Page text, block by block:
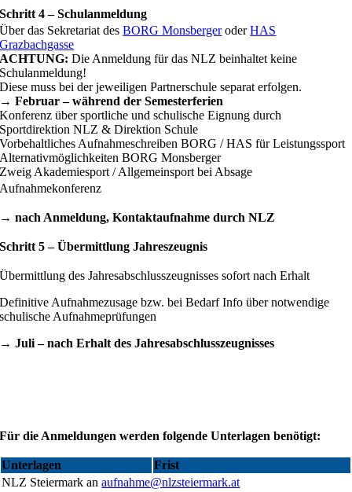
Schritt 4 – Schulanmeldung
Über das Sekretariat desBORG MonsbergeroderHAS
Grazbachgasse
ACHTUNG: Die Anmeldung für das NLZ beinhaltet keine
Schulanmeldung!
Diese muss bei der jeweiligen Partnerschule separat erfolgen.
→ Februar – während der Semesterferien
Konferenz über sportliche und schulische Eignung durch
Sportdirektion NLZ & Direktion Schule
Vorbehaltliches Aufnahmeschreiben BORG / HAS für Leistungssport
Alternativmöglichkeiten BORG Monsberger
Zweig Akademiesport / Allgemeinsport bei Absage
Aufnahmekonferenz
→ nach Anmeldung, Kontaktaufnahme durch NLZ
Schritt 5 – Übermittlung Jahreszeugnis
Übermittlung des Jahresabschlusszeugnisses sofort nach Erhalt
Definitive Aufnahmezusage bzw. bei Bedarf Info über notwendige
schulische Aufnahmeprüfungen
→ Juli – nach Erhalt des Jahresabschlusszeugnisses
Für die Anmeldungen werden folgende Unterlagen benötigt:
Unterlagen
Frist
NLZ Steiermark anaufnahme@nlzsteiermark.at